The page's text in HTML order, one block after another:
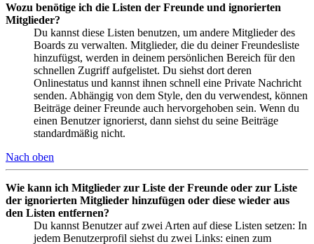
Wozu benötige ich die Listen der Freunde und ignorierten
Mitglieder?
Du kannst diese Listen benutzen, um andere Mitglieder des
Boards zu verwalten. Mitglieder, die du deiner Freundesliste
hinzufügst, werden in deinem persönlichen Bereich für den
schnellen Zugriff aufgelistet. Du siehst dort deren
Onlinestatus und kannst ihnen schnell eine Private Nachricht
senden. Abhängig von dem Style, den du verwendest, können
Beiträge deiner Freunde auch hervorgehoben sein. Wenn du
einen Benutzer ignorierst, dann siehst du seine Beiträge
standardmäßig nicht.
Nach oben
Wie kann ich Mitglieder zur Liste der Freunde oder zur Liste
der ignorierten Mitglieder hinzufügen oder diese wieder aus
den Listen entfernen?
Du kannst Benutzer auf zwei Arten auf diese Listen setzen: In
jedem Benutzerprofil siehst du zwei Links: einen zum